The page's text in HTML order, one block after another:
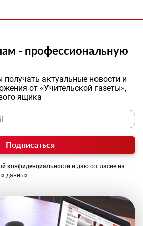
- профессиональную
актуальные новости и
от «Учительской газеты»,
ящика
Подписаться
конфиденциальности и даю согласие на
данных